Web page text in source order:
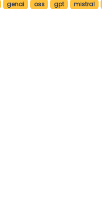
genai oss gpt mistral